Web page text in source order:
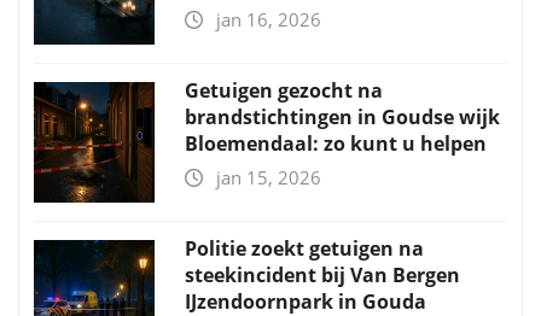
jan 16, 2026
Getuigen gezocht na
brandstichtingen in Goudse wijk
Bloemendaal: zo kunt u helpen
jan 15, 2026
Politie zoekt getuigen na
steekincident bij Van Bergen
IJzendoornpark in Gouda